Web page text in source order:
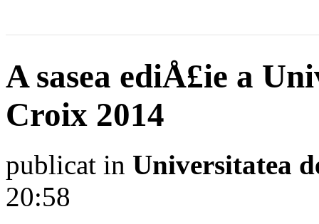
A sasea ediÅ£ie a
Croix 2014
publicat in Universitatea
20:58